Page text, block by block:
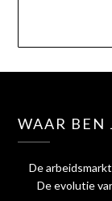
WAAR BEN
De arbeidsmarkt
De evolutie